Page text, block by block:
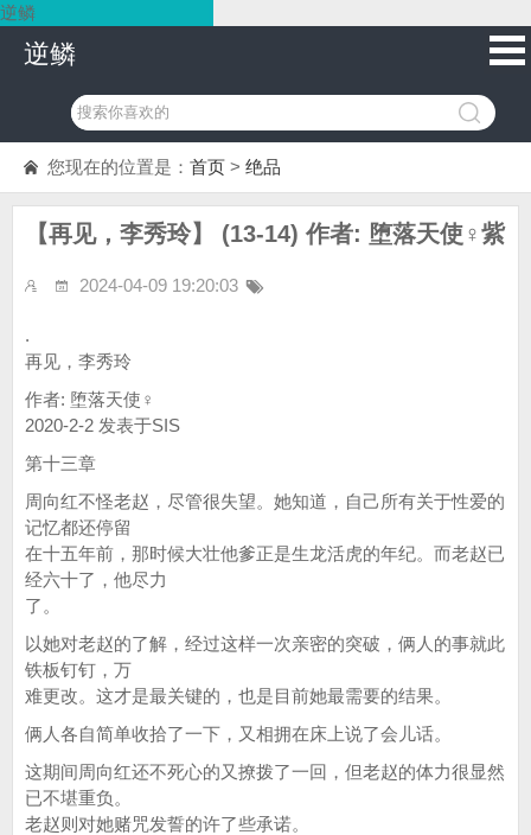
逆鳞
逆鳞
您现在的位置是： 首页 > 绝品
【再见，李秀玲】 (13-14) 作者: 堕落天使♀紫
2024-04-09 19:20:03
.
再见，李秀玲
作者: 堕落天使♀
2020-2-2 发表于SIS
第十三章
周向红不怪老赵，尽管很失望。她知道，自己所有关于性爱的
记忆都还停留
在十五年前，那时候大壮他爹正是生龙活虎的年纪。而老赵已
经六十了，他尽力
了。
以她对老赵的了解，经过这样一次亲密的突破，俩人的事就此
铁板钉钉，万
难更改。这才是最关键的，也是目前她最需要的结果。
俩人各自简单收拾了一下，又相拥在床上说了会儿话。
这期间周向红还不死心的又撩拨了一回，但老赵的体力很显然
已不堪重负。
老赵则对她赌咒发誓的许了些承诺。